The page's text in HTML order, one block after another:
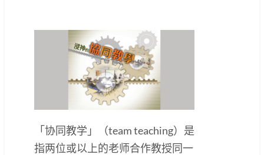
「协同教学」（team teaching）是
指两位或以上的老师合作教授同一